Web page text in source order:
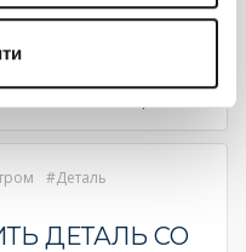
Деталь
ДЕТАЛЬ СО